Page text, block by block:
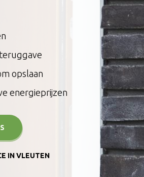
opslaan
energieprijzen
IN VLEUTEN